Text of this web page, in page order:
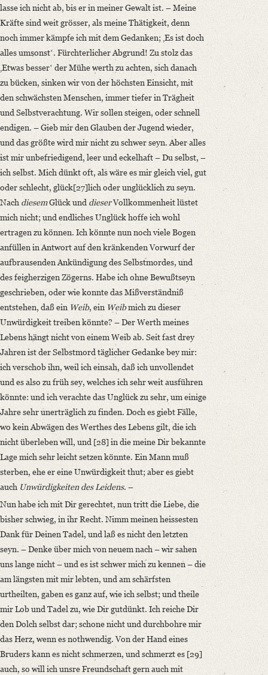
lasse ich nicht ab, bis er in meiner Gewalt ist. – Meine
Kräfte sind weit grösser, als meine Thätigkeit, denn
noch immer kämpfe ich mit dem Gedanken; ‚Es ist doch
alles umsonstʻ. Fürchterlicher Abgrund! Zu stolz das
‚Etwas besserʻ der Mühe werth zu achten, sich danach
zu bücken, sinken wir von der höchsten Einsicht, mit
den schwächsten Menschen, immer tiefer in Trägheit
und Selbstverachtung. Wir sollen steigen, oder schnell
endigen. – Gieb mir den Glauben der Jugend wieder,
und das größte wird mir nicht zu schwer seyn. Aber alles
ist mir unbefriedigend, leer und eckelhaft – Du selbst, –
ich selbst. Mich dünkt oft, als wäre es mir gleich viel, gut
oder schlecht, glück[27]lich oder unglücklich zu seyn.
Nach diesemGlück und dieserVollkommenheit lüstet
mich nicht; und endliches Unglück hoffe ich wohl
ertragen zu können. Ich könnte nun noch viele Bogen
anfüllen in Antwort auf den kränkenden Vorwurf der
aufbrausenden Ankündigung des Selbstmordes, und
des feigherzigen Zögerns. Habe ich ohne Bewußtseyn
geschrieben, oder wie konnte das Mißverständniß
entstehen, daß ein Weib, ein Weibmich zu dieser
Unwürdigkeit treiben könnte? – Der Werth meines
Lebens hängt nicht von einem Weib ab. Seit fast drey
Jahren ist der Selbstmord täglicher Gedanke bey mir:
ich verschob ihn, weil ich einsah, daß ich unvollendet
und es also zu früh sey, welches ich sehr weit ausführen
könnte: und ich verachte das Unglück zu sehr, um einige
Jahre sehr unerträglich zu finden. Doch es giebt Fälle,
wo kein Abwägen des Werthes des Lebens gilt, die ich
nicht überleben will, und [28] in die meine Dir bekannte
Lage mich sehr leicht setzen könnte. Ein Mann muß
sterben, ehe er eine Unwürdigkeit thut; aber es giebt
auch Unwürdigkeiten des Leidens. –
Nun habe ich mit Dir gerechtet, nun tritt die Liebe, die
bisher schwieg, in ihr Recht. Nimm meinen heissesten
Dank für Deinen Tadel, und laß es nicht den letzten
seyn. – Denke über mich von neuem nach – wir sahen
uns lange nicht – und es ist schwer mich zu kennen – die
am längsten mit mir lebten, und am schärfsten
urtheilten, gaben es ganz auf, wie ich selbst; und theile
mir Lob und Tadel zu, wie Dir gutdünkt. Ich reiche Dir
den Dolch selbst dar; schone nicht und durchbohre mir
das Herz, wenn es nothwendig. Von der Hand eines
Bruders kann es nicht schmerzen, und schmerzt es [29]
auch, so will ich unsre Freundschaft gern auch mit